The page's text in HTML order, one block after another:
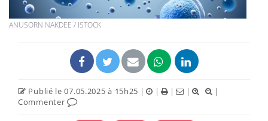
ANUSORN NAKDEE / ISTOCK
Publié le 07.05.2025 à 15h25 | | | |
|
Commenter